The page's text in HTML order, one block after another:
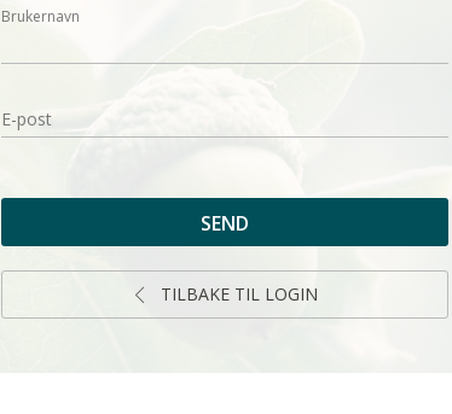
Brukernavn
E-post
TILBAKE TIL LOGIN